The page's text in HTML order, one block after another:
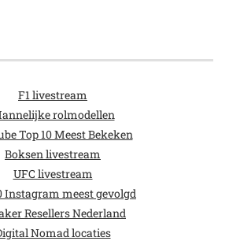
F1 livestream
rolmodellen
Top 10 Meest Bekeken
Boksen livestream
UFC livestream
Instagram meest gevolgd
Resellers Nederland
Nomad locaties